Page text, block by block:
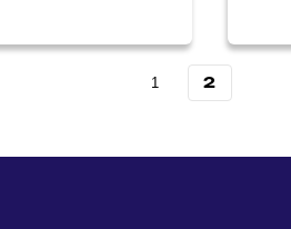
1 2